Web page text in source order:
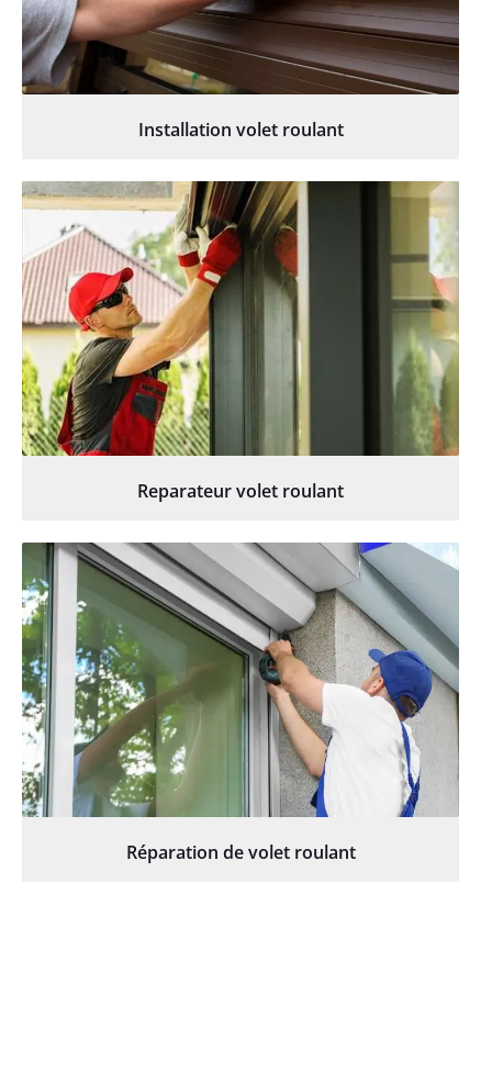
Installation volet roulant
Reparateur volet roulant
Réparation de volet roulant